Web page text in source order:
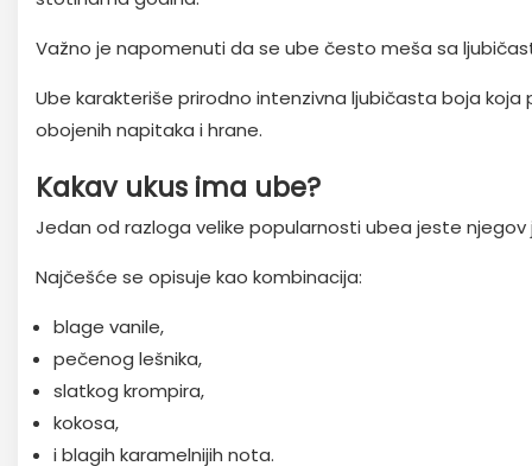
Važno je napomenuti da se ube često meša sa
Ube karakteriše prirodno intenzivna ljubičasta boja
obojenih napitaka i hrane.
Kakav ukus ima ube?
Jedan od razloga velike popularnosti ubea jeste
Najčešće se opisuje kao kombinacija:
blage vanile,
pečenog lešnika,
slatkog krompira,
kokosa,
i blagih karamelnijih nota.